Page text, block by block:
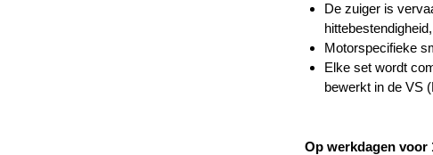
De zuiger is
Motorspecifieke
Elke set wordt
bewerkt in de VS
Op werkdagen voor